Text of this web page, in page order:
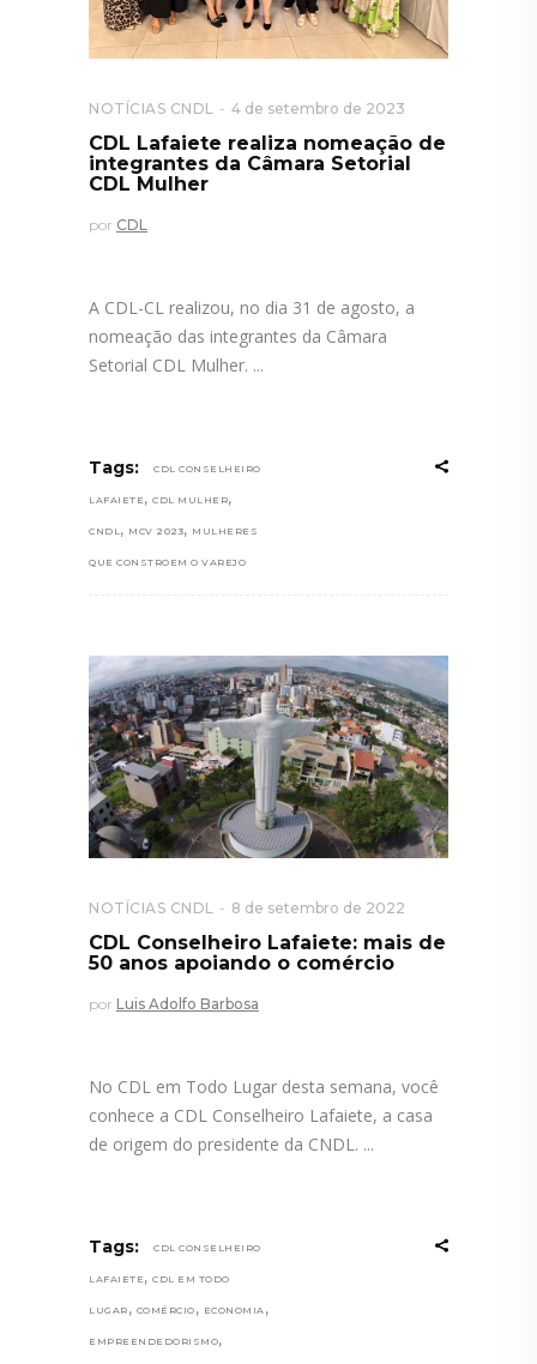
NOTÍCIAS CNDL 4 de setembro de 2023
CDL Lafaiete realiza nomeação de
integrantes da Câmara Setorial
CDL Mulher
por CDL
A CDL-CL realizou, no dia 31 de agosto, a
nomeação das integrantes da Câmara
Setorial CDL Mulher.
Tags: CDL CONSELHEIRO
LAFAIETE , CDL MULHER,
CNDL, MCV 2023, MULHERES
QUE CONSTROEM O VAREJO
NOTÍCIAS CNDL 8 de setembro de 2022
CDL Conselheiro Lafaiete: mais de
50 anos apoiando o comércio
por Luis Adolfo Barbosa
No CDL em Todo Lugar desta semana, você
conhece a CDL Conselheiro Lafaiete, a casa
de origem do presidente da CNDL.
Tags: CDL CONSELHEIRO
LAFAIETE , CDL EM TODO
LUGAR , COMÉRCIO , ECONOMIA ,
EMPREENDEDORISMO,